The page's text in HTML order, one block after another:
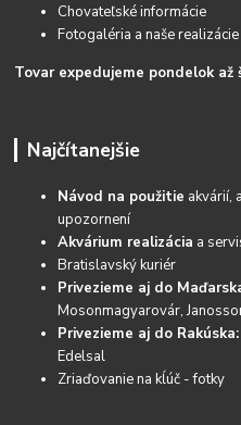
Chovateľské informácie
Fotogaléria a naše realizácie
Tovar expedujeme pondelok
Najčítanejšie
Návod na použitie akvárií,
upozornení
Akvárium realizácia a
Bratislavský kuriér
Privezieme aj do
Mosonmagyarovár,
Privezieme aj do
Edelsal
Zriaďovanie na kĺúč - fotky